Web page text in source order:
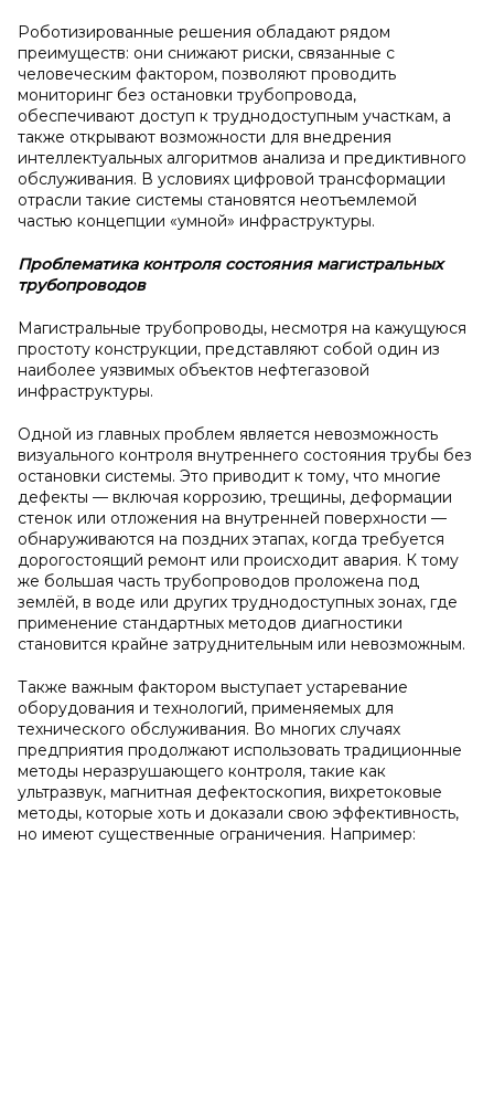
Роботизированные решения обладают рядом
преимуществ: они снижают риски, связанные с
человеческим фактором, позволяют проводить
мониторинг без остановки трубопровода,
обеспечивают доступ к труднодоступным участкам, а
также открывают возможности для внедрения
интеллектуальных алгоритмов анализа и предиктивного
обслуживания. В условиях цифровой трансформации
отрасли такие системы становятся неотъемлемой
частью концепции «умной» инфраструктуры.
Проблематика контроля состояния магистральных
трубопроводов
Магистральные трубопроводы, несмотря на кажущуюся
простоту конструкции, представляют собой один из
наиболее уязвимых объектов нефтегазовой
инфраструктуры.
Одной из главных проблем является невозможность
визуального контроля внутреннего состояния трубы без
остановки системы. Это приводит к тому, что многие
дефекты — включая коррозию, трещины, деформации
стенок или отложения на внутренней поверхности —
обнаруживаются на поздних этапах, когда требуется
дорогостоящий ремонт или происходит авария. К тому
же большая часть трубопроводов проложена под
землёй, в воде или других труднодоступных зонах, где
применение стандартных методов диагностики
становится крайне затруднительным или невозможным.
Также важным фактором выступает устаревание
оборудования и технологий, применяемых для
технического обслуживания. Во многих случаях
предприятия продолжают использовать традиционные
методы неразрушающего контроля, такие как
ультразвук, магнитная дефектоскопия, вихретоковые
методы, которые хоть и доказали свою эффективность,
но имеют существенные ограничения. Например: